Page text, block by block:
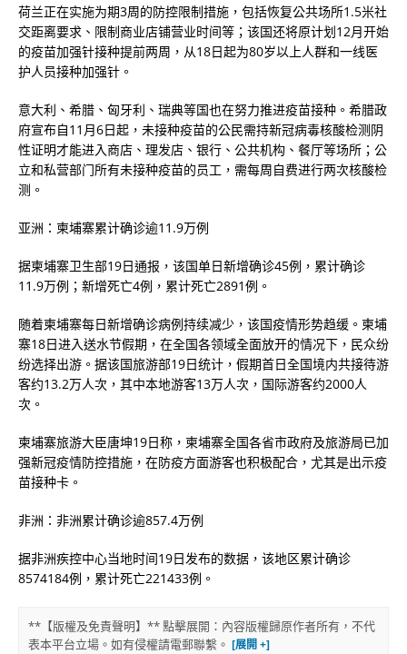
荷兰正在实施为期3周的防控限制措施，包括恢复公共场所1.5米社
交距离要求、限制商业店铺营业时间等；该国还将原计划12月开始
的疫苗加强针接种提前两周，从18日起为80岁以上人群和一线医
护人员接种加强针。
意大利、希腊、匈牙利、瑞典等国也在努力推进疫苗接种。希腊政
府宣布自11月6日起，未接种疫苗的公民需持新冠病毒核酸检测阴
性证明才能进入商店、理发店、银行、公共机构、餐厅等场所；公
立和私营部门所有未接种疫苗的员工，需每周自费进行两次核酸检
测。
亚洲：柬埔寨累计确诊逾11.9万例
据柬埔寨卫生部19日通报，该国单日新增确诊45例，累计确诊
11.9万例；新增死亡4例，累计死亡2891例。
随着柬埔寨每日新增确诊病例持续减少，该国疫情形势趋缓。柬埔
寨18日进入送水节假期，在全国各领域全面放开的情况下，民众纷
纷选择出游。据该国旅游部19日统计，假期首日全国境内共接待游
客约13.2万人次，其中本地游客13万人次，国际游客约2000人
次。
柬埔寨旅游大臣唐坤19日称，柬埔寨全国各省市政府及旅游局已加
强新冠疫情防控措施，在防疫方面游客也积极配合，尤其是出示疫
苗接种卡。
非洲：非洲累计确诊逾857.4万例
据非洲疾控中心当地时间19日发布的数据，该地区累计确诊
8574184例，累计死亡221433例。
**【版權及免責聲明】** 點擊展開：內容版權歸原作者所有，不代
表本平台立場。如有侵權請電郵聯繫。